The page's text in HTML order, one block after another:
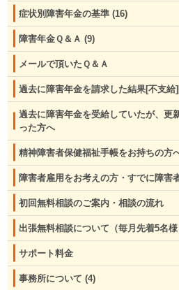
症状別障害年金の基準 (16)
障害年金Ｑ＆Ａ (9)
メールで頂いたＱ＆Ａ
過去に障害年金を請求した結果[不支
過去に障害年金を受給していたが、更
った方へ
精神障害者保健福祉手帳をお持ちの方
障害者雇用をお考えの方・すでに障害
初回無料相談のご案内・相談の流れ
出張無料相談について（毎月先着5名様
サポート料金
事務所について (4)